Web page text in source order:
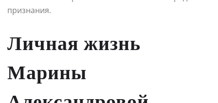
признания.
Личная жизнь
Марины